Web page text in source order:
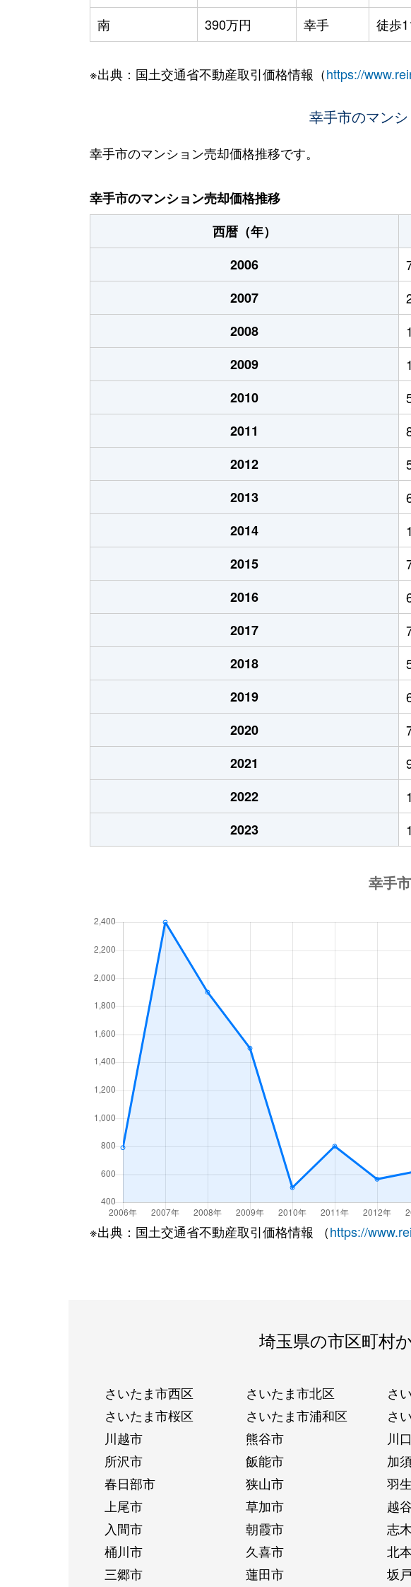
南
390万円 幸手 徒歩
※出典：国土交通省不動産取引価格情報（https://
幸手市のマン
幸手市のマンション売却価格推移です。
幸手市のマンション売却価格推移
西暦（年）
2006
2007
2008
2009
2010
2011
2012
2013
2014
2015
2016
2017
2018
2019
2020
2021
2022
2023
※出典：国土交通省不動産取引価格情報 （https://
埼玉県の市区町村
さいたま市西区 さいたま市北区 さ
さいたま市桜区
さいたま市浦和区 さ
川越市
熊谷市 川
所沢市
飯能市 加
春日部市
狭山市 羽
上尾市
草加市 越
入間市
朝霞市 志
桶川市
久喜市 北
三郷市
蓮田市 坂